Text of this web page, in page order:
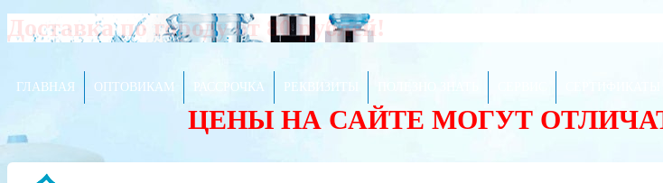
Доставка по городу от 80 рублей!
ГЛАВНАЯ ОПТОВИКАМ РАССРОЧКА РЕКВИЗИТЫ
ЦЕНЫ НА САЙТЕ МОГУТ